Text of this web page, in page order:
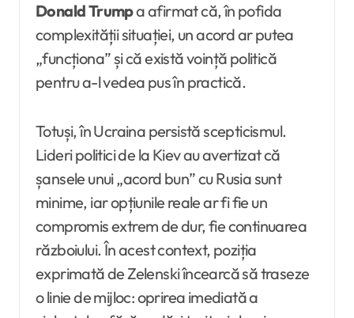
Donald Trumpa afirmat că, în pofida
complexității situației, un acord ar putea
„funcționa” și că există voință politică
pentru a-l vedea pus în practică.
Totuși, în Ucraina persistă scepticismul.
Lideri politici de la Kiev au avertizat că
șansele unui „acord bun” cu Rusia sunt
minime, iar opțiunile reale ar fi fie un
compromis extrem de dur, fie continuarea
războiului. În acest context, poziția
exprimată de Zelenski încearcă să traseze
o linie de mijloc: oprirea imediată a